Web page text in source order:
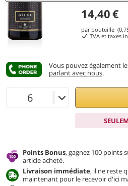
14,40€
par bouteille
TVA et taxes
Vous pouvez également
parlant avec nous.
Points Bonus, gagnez 100 points
article acheté.
Livraison immédiate, il ne reste
maintenant pour le recevoir d'ici